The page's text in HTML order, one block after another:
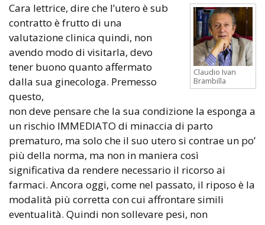
Claudio Ivan
Brambilla
Cara lettrice, dire che l’utero è sub
contratto è frutto di una
valutazione clinica quindi, non
avendo modo di visitarla, devo
tener buono quanto affermato
dalla sua ginecologa. Premesso
questo,
non deve pensare che la sua condizione la esponga a
un rischio IMMEDIATO di minaccia di parto
prematuro, ma solo che il suo utero si contrae un po’
più della norma, ma non in maniera così
significativa da rendere necessario il ricorso ai
farmaci. Ancora oggi, come nel passato, il riposo è la
modalità più corretta con cui affrontare simili
eventualità. Quindi non sollevare pesi, non